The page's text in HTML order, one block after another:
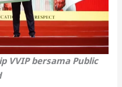
VVIP bersama Public